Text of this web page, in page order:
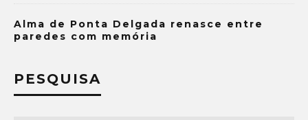
Alma de Ponta Delgada renasce entre
paredes com memória
PESQUISA